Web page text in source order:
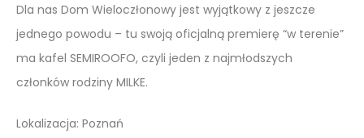
Dla nas Dom Wieloczłonowy jest wyjątkowy z jeszcze
jednego powodu – tu swoją oficjalną premierę “w terenie”
ma kafel SEMIROOFO, czyli jeden z najmłodszych
członków rodziny MILKE.
Lokalizacja: Poznań